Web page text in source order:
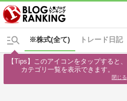
※株式(全て) トレード日記
【Tips】このアイコンをタップすると、
カテゴリ一覧を表示できます。
閉じる